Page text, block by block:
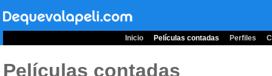
Inicio Películas contadas Perfiles
Películas contadas